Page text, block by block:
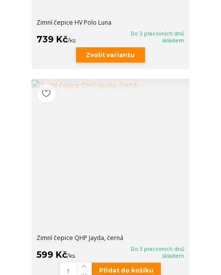
Zimní čepice HV Polo Luna
739 Kč/ks
Do 3 pracovních dnů
skladem
Zvolit variantu
Zimní čepice QHP Jayda, černá
599 Kč/ks
Do 3 pracovních dnů
skladem
Přidat do košíku